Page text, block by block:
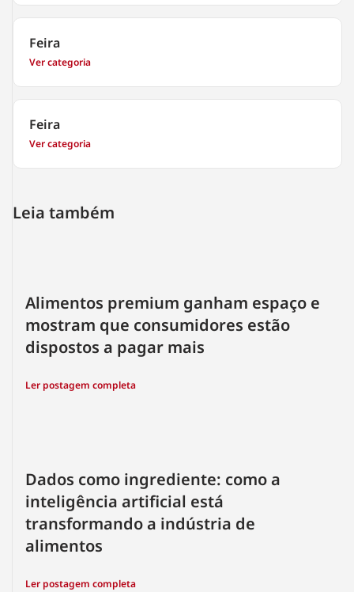
Feira
Ver categoria
Feira
Ver categoria
Leia também
Alimentos premium ganham espaço e
mostram que consumidores estão
dispostos a pagar mais
Ler postagem completa
Dados como ingrediente: como a
inteligência artificial está
transformando a indústria de
alimentos
Ler postagem completa